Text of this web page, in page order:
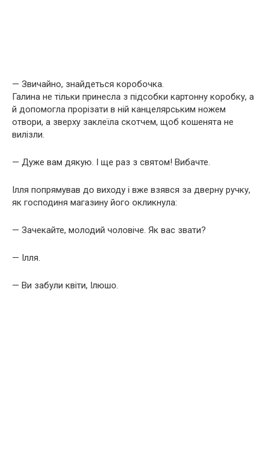
— Звичайно, знайдеться коробочка.
Галина не тільки принесла з підсобки картонну коробку, а
й допомогла прорізати в ній канцелярським ножем
отвори, а зверху заклеїла скотчем, щоб кошенята не
вилізли.
— Дуже вам дякую. І ще раз з святом! Вибачте.
Ілля попрямував до виходу і вже взявся за дверну ручку,
як господиня магазину його окликнула:
— Зачекайте, молодий чоловіче. Як вас звати?
— Ілля.
— Ви забули квіти, Ілюшо.